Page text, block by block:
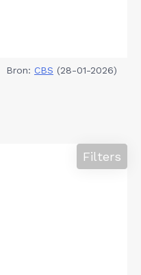
Bron: CBS (28-01-2026)
Filters